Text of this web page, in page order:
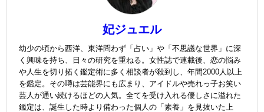
妃ジュエル
幼少の頃から西洋、東洋問わず「占い」や「不思議な世界」に深
く興味を持ち、日々の研究を重ねる。女性誌で連載後、恋の悩み
や人生を切り拓く鑑定術に多く相談者が殺到し、年間2000人以上
を鑑定。その噂は芸能界にも広まり、アイドルや売れっ子お笑い
芸人が通い続けるほどの人気。全てを受け入れる優しさに溢れた
鑑定は、誕生した時より備わった個人の「素養」を見抜いた上